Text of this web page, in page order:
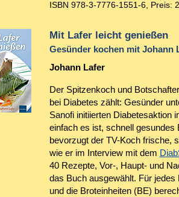
ISBN 978-3-7776-1551-6, Preis:
Mit Lafer leicht genießen
Gesünder kochen mit Johann
Johann Lafer
Der Spitzenkoch und
bei Diabetes zählt: Gesünder
Sanofi initiierten Diabetesaktion
einfach es ist, schnell gesundes
bevorzugt der TV-Koch frische,
wie er im Interview mit dem
40 Rezepte, Vor-, Haupt- und
das Buch ausgewählt. Für
und die Broteinheiten (BE)